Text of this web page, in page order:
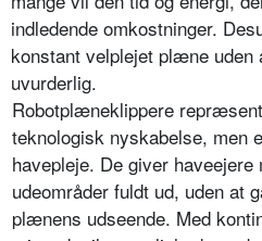
indledende omkostninger.
konstant velplejet plæne
uvurderlig.
Robotplæneklippere
teknologisk nyskabelse, men
havepleje. De giver
udeområder fuldt ud, uden at
plænens udseende. Med